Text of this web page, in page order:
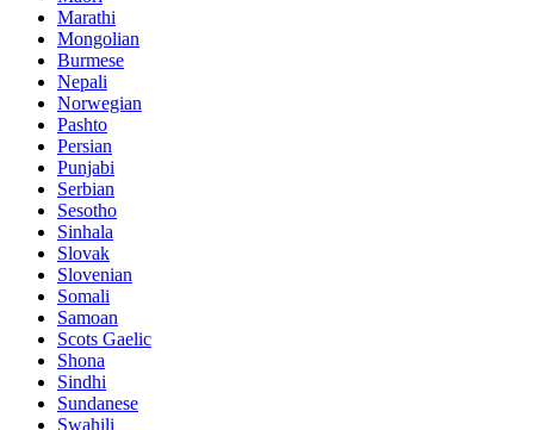
Marathi
Mongolian
Burmese
Nepali
Norwegian
Pashto
Persian
Punjabi
Serbian
Sesotho
Sinhala
Slovak
Slovenian
Somali
Samoan
Scots Gaelic
Shona
Sindhi
Sundanese
Swahili